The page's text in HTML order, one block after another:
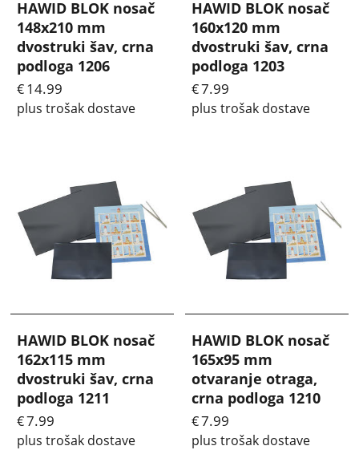
HAWID BLOK nosač
148x210 mm
dvostruki šav, crna
podloga 1206
€14.99
plus trošak dostave
HAWID BLOK nosač
160x120 mm
dvostruki šav, crna
podloga 1203
€7.99
plus trošak dostave
HAWID BLOK nosač
162x115 mm
dvostruki šav, crna
podloga 1211
€7.99
plus trošak dostave
HAWID BLOK nosač
165x95 mm
otvaranje otraga,
crna podloga 1210
€7.99
plus trošak dostave